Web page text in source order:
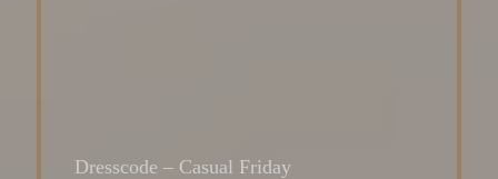
Dresscode – Casual Friday